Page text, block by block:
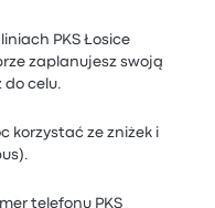
PKS Łosice
zaplanujesz swoją
do celu.
korzystać ze zniżek i
telefonu PKS